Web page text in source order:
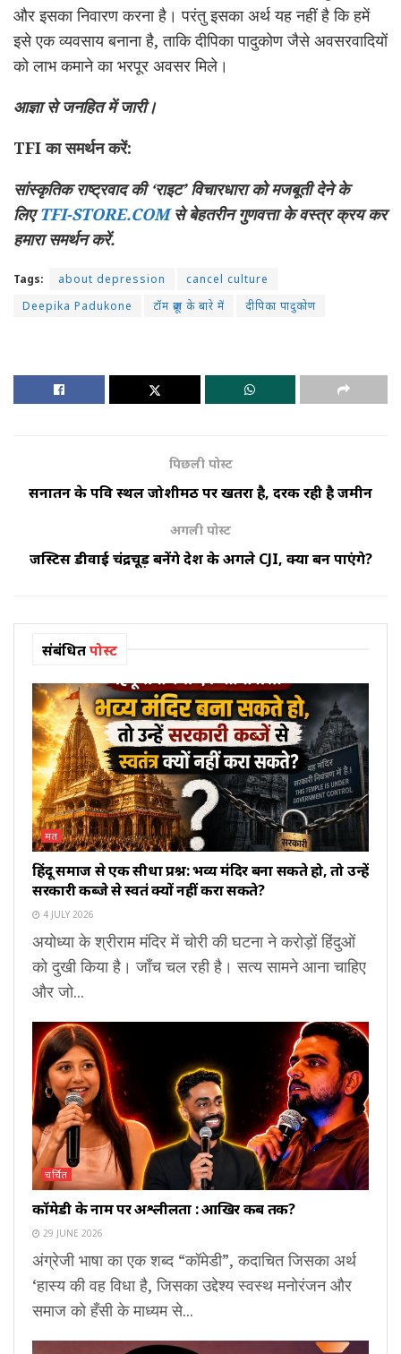
और इसका निवारण करना है। परंतु इसका अर्थ यह नहीं है कि हमें
इसे एक व्यवसाय बनाना है, ताकि दीपिका पादुकोण जैसे अवसरवादियों
को लाभ कमाने का भरपूर अवसर मिले।
आज्ञा से जनहित में जारी।
TFI का समर्थन करें:
सांस्कृतिक राष्ट्रवाद की ‘राइट’ विचारधारा को मजबूती देने के
लिएTFI-STORE.COMसे बेहतरीन गुणवत्ता के वस्त्र क्रय कर
हमारा समर्थन करें.
Tags: about depression
cancel culture
Deepika Padukone
टॉम क्रूज के बारे में दीपिका पादुकोण
पिछली पोस्ट
सनातन के पवित्र स्थल जोशीमठ पर खतरा है, दरक रही है जमीन
अगली पोस्ट
जस्टिस डीवाई चंद्रचूड़ बनेंगे देश के अगले CJI, क्या बन पाएंगे?
संबंधितपोस्ट
मत
हिंदू समाज से एक सीधा प्रश्न: भव्य मंदिर बना सकते हो, तो उन्हें
सरकारी कब्जे से स्वतंत्र क्यों नहीं करा सकते?
4 JULY 2026
अयोध्या के श्रीराम मंदिर में चोरी की घटना ने करोड़ों हिंदुओं
को दुखी किया है। जाँच चल रही है। सत्य सामने आना चाहिए
और जो...
चर्चित
कॉमेडी के नाम पर अश्लीलता : आखिर कब तक?
29 JUNE 2026
अंग्रेजी भाषा का एक शब्द “कॉमेडी”, कदाचित जिसका अर्थ
‘हास्य की वह विधा है, जिसका उद्देश्य स्वस्थ मनोरंजन और
समाज को हँसी के माध्यम से...